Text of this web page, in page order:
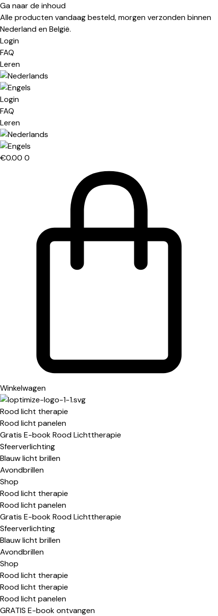
Ga naar de inhoud
Alle producten vandaag besteld, morgen verzonden binnen
Nederland en België.
Login
FAQ
Leren
Login
FAQ
Leren
€0.00 0
Winkelwagen
Rood licht therapie
Rood licht panelen
Gratis E-book Rood Lichttherapie
Sfeerverlichting
Blauw licht brillen
Avondbrillen
Shop
Rood licht therapie
Rood licht panelen
Gratis E-book Rood Lichttherapie
Sfeerverlichting
Blauw licht brillen
Avondbrillen
Shop
Rood licht therapie
Rood licht therapie
Rood licht panelen
GRATIS E-book ontvangen